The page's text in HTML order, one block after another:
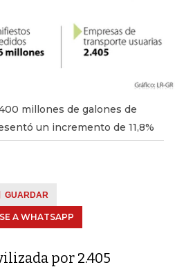
millones de galones de
un incremento de 11,8%
GUARDAR
A WHATSAPP
por 2.405